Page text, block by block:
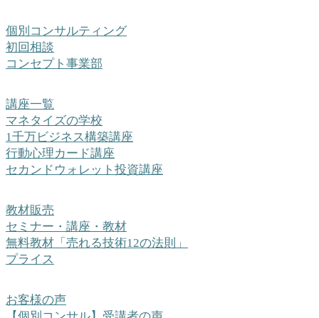
個別コンサルティング
初回相談
コンセプト事業部
講座一覧
マネタイズの学校
1千万ビジネス構築講座
行動心理カード講座
セカンドウォレット投資講座
教材販売
セミナー・講座・教材
無料教材「売れる技術12の法則」
プライス
お客様の声